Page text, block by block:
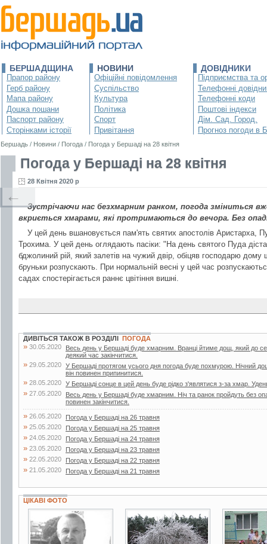
БЕРШАДЩИНА
Прапор району
Герб району
Мапа району
Дошка пошани
Паспорт району
Сторінками історії
НОВИНИ
Офіційні повідомлення
Суспільство
Культура
Політика
Спорт
Привітання
ДОВІДНИКИ
Підприємства та
Телефонні
Телефонні коди
Поштові індекси
Дім. Сад. Город.
Прогноз погоди в
Бершадь / Новини / Погода / Погода у Бершаді на 28 квітня
Погода у Бершаді на 28 квітня
28 Квітня 2020 р
Зустрічаючи нас безхмарним ранком, погода зміниться
вкриється хмарами, які протримаються до вечора. Без
У цей день вшановується пам'ять святих апостолів Аристарха,
Трохима. У цей день оглядають пасіки: "На день святого Пуда
бджолиний рій, який залетів на чужий двір, обіцяв господарю
бруньки розпускають. При нормальній весні у цей час
садах спостерігається раннє цвітіння вишні.
←
ДИВІТЬСЯ ТАКОЖ В РОЗДІЛІ ПОГОДА
» 30.05.2020
Весь день у Бершаді буде хмарним. Вранці йтиме дощ, який до
деякий час закінчитися.
» 29.05.2020 У Бершаді протягом усього дня погода буде похмурою. Нічний
він повинен припинитися.
» 28.05.2020 У Бершаді сонце в цей день буде рідко з'являтися з-за хмар.
» 27.05.2020
Весь день у Бершаді буде хмарним. Ніч та ранок пройдуть без
повинен закінчитися.
» 26.05.2020 Погода у Бершаді на 26 травня
» 25.05.2020 Погода у Бершаді на 25 травня
» 24.05.2020 Погода у Бершаді на 24 травня
» 23.05.2020 Погода у Бершаді на 23 травня
» 22.05.2020 Погода у Бершаді на 22 травня
» 21.05.2020 Погода у Бершаді на 21 травня
ЦІКАВІ ФОТО
2 фото 21 фото 7 фото